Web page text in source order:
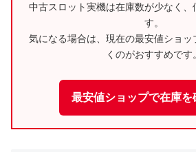
中古スロット実機は在庫数が少なく、
す。
気になる場合は、現在の最安値ショッ
くのがおすすめです。
最安値ショップで在庫を